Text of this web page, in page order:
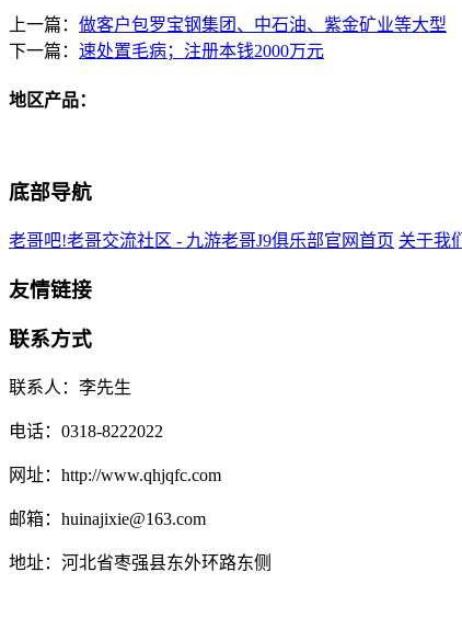
上一篇： 做客户包罗宝钢集团、中石油、紫金矿业等大型
下一篇： 速处置毛病；注册本钱2000万元
地区产品：
底部导航
老哥吧!老哥交流社区 - 九游老哥J9俱乐部官网首页 关于我们
友情链接
联系方式
联系人：李先生
电话：0318-8222022
网址：http://www.qhjqfc.com
邮箱：huinajixie@163.com
地址：河北省枣强县东外环路东侧